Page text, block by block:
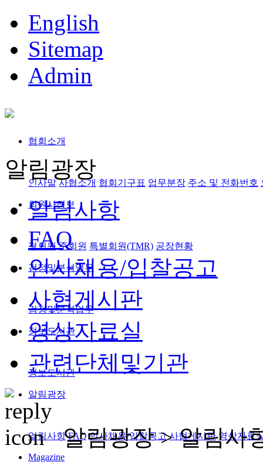
English
Sitemap
Admin
협회소개
인사말 사협소개 협회기구표 업무분장 주소 및 전화번호
회원사정보
정회원,준회원 특별회원(TMR) 공장현황
검정및분석업무
검정및분석업무
정보도서관
정보도서관
알림광장
알림사항 FAQ 인사채용/입찰공고 사협게시판 영상자료
Magazine
알림광장
알림사항
FAQ
인사채용/입찰공고
사협게시판
영상자료실
관련단체및기관
알림광장 >알림사